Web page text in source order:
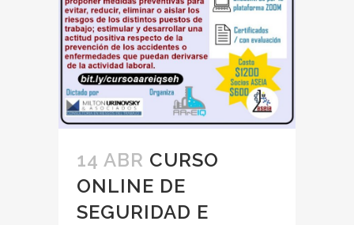
14 ABR CURSO
ONLINE DE
SEGURIDAD E